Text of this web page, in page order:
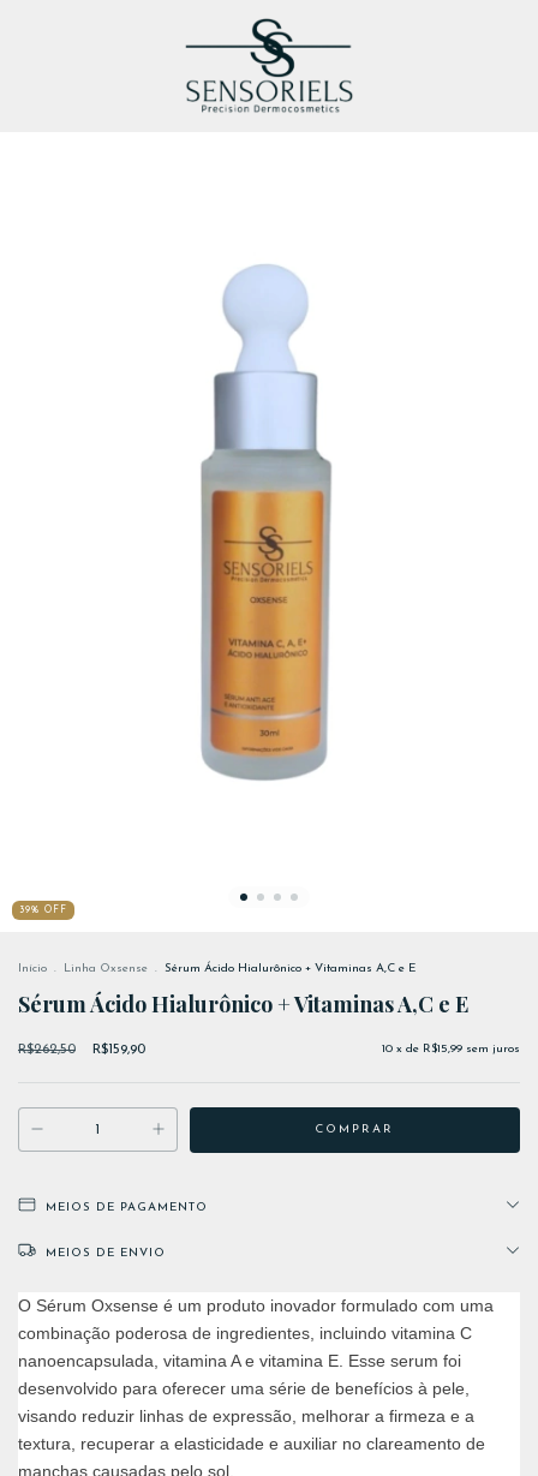
39% OFF
Início . Linha Oxsense . Sérum Ácido Hialurônico + Vitaminas A,C e E
Sérum Ácido Hialurônico + Vitaminas A,C e E
R$262,50 R$159,90 10 x de R$15,99 sem juros
MEIOS DE PAGAMENTO
MEIOS DE ENVIO
O Sérum Oxsense é um produto inovador formulado com uma
combinação poderosa de ingredientes, incluindo vitamina C
nanoencapsulada, vitamina A e vitamina E. Esse serum foi
desenvolvido para oferecer uma série de benefícios à pele,
visando reduzir linhas de expressão, melhorar a firmeza e a
textura, recuperar a elasticidade e auxiliar no clareamento de
manchas causadas pelo sol.